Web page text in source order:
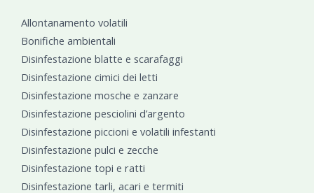
Allontanamento volatili
Bonifiche ambientali
Disinfestazione blatte e scarafaggi
Disinfestazione cimici dei letti
Disinfestazione mosche e zanzare
Disinfestazione pesciolini d’argento
Disinfestazione piccioni e volatili infestanti
Disinfestazione pulci e zecche
Disinfestazione topi e ratti
Disinfestazione tarli, acari e termiti